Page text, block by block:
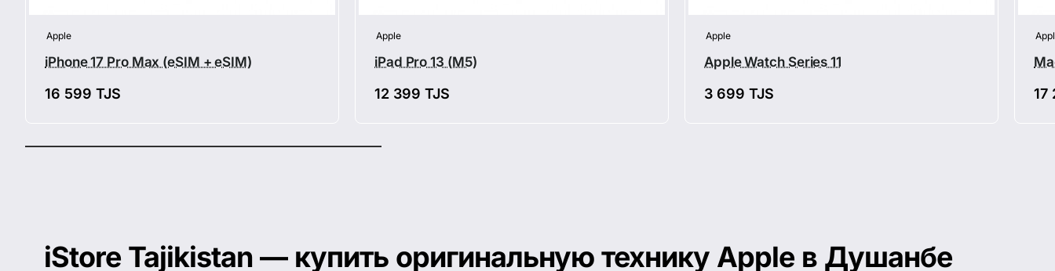
Apple
iPhone 17 Pro Max (eSIM + eSIM)
16 599 TJS
Apple
iPad Pro 13 (M5)
12 399 TJS
Apple
Apple Watch Series 11
3 699 TJS 17
iStore Tajikistan — купить оригинальную технику Apple в Душанбе